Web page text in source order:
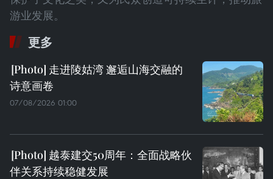
游业发展。
更多
走进陵姑湾 邂逅山海交融的
诗意画卷
07/08/2026 01:00
越泰建交50周年：全面战略伙
伴关系持续稳健发展